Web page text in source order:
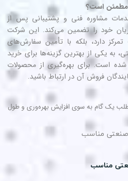
است؟
مشاوره فنی و پشتیبانی پس از
خود را تضمین می‌کند. این شرکت
دارد، بلکه با تأمین سفارش‌های
یکی از بهترین گزینه‌ها برایخرید
برای بهره‌گیری از محصولات
فروش آن در ارتباط باشید.
یک گام به سوی افزایش بهره‌وری و طول
مناسب